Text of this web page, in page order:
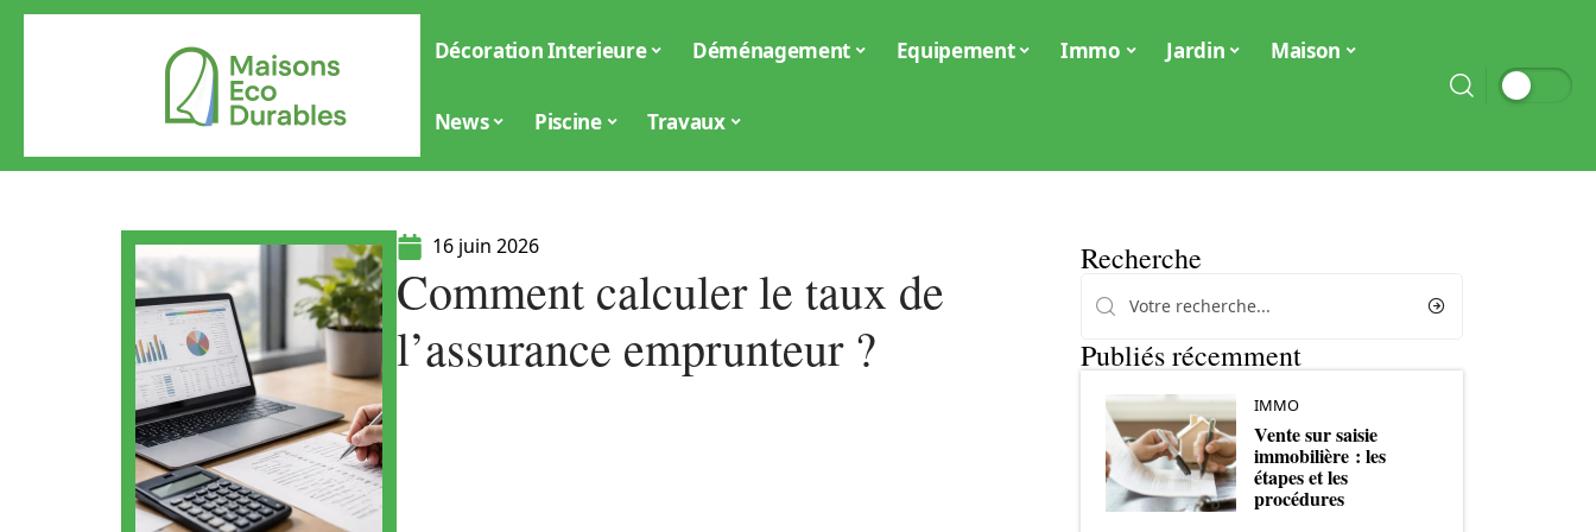
Décoration Interieure Déménagement Equipement Immo Jardin Maison
News Piscine Travaux
16 juin 2026
Comment calculer le taux de
l’assurance emprunteur ?
Recherche
Publiés récemment
IMMO
Vente sur saisie
immobilière : les
étapes et les
procédures